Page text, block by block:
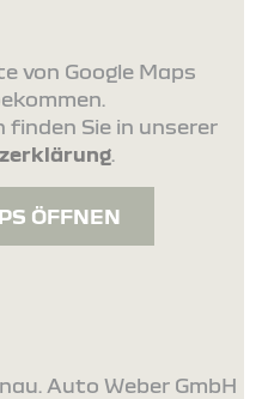
von Google Maps
Sie in unserer
.
ÖFFNEN
Auto Weber GmbH